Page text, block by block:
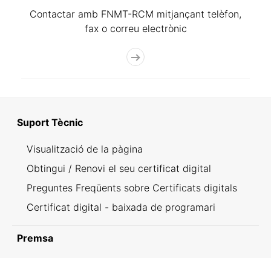
Contactar amb FNMT-RCM mitjançant telèfon,
fax o correu electrònic
Suport Tècnic
Visualització de la pàgina
Obtingui / Renovi el seu certificat digital
Preguntes Freqüents sobre Certificats digitals
Certificat digital - baixada de programari
Premsa